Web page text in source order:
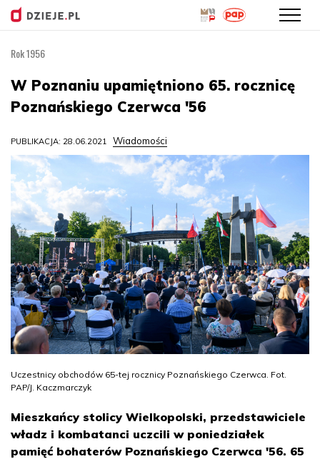
treści
Rok 1956
W Poznaniu upamiętniono 65. rocznicę
Poznańskiego Czerwca '56
PUBLIKACJA: 28.06.2021 Wiadomości
Uczestnicy obchodów 65-tej rocznicy Poznańskiego Czerwca. Fot.
PAP/J. Kaczmarczyk
Mieszkańcy stolicy Wielkopolski, przedstawiciele
władz i kombatanci uczcili w poniedziałek
pamięć bohaterów Poznańskiego Czerwca '56. 65